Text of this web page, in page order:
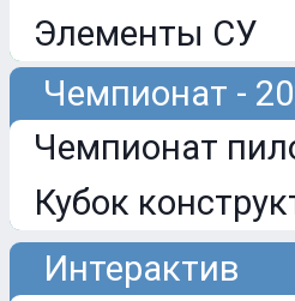
Элементы СУ
Чемпионат -
Чемпионат
Кубок
Интерактив